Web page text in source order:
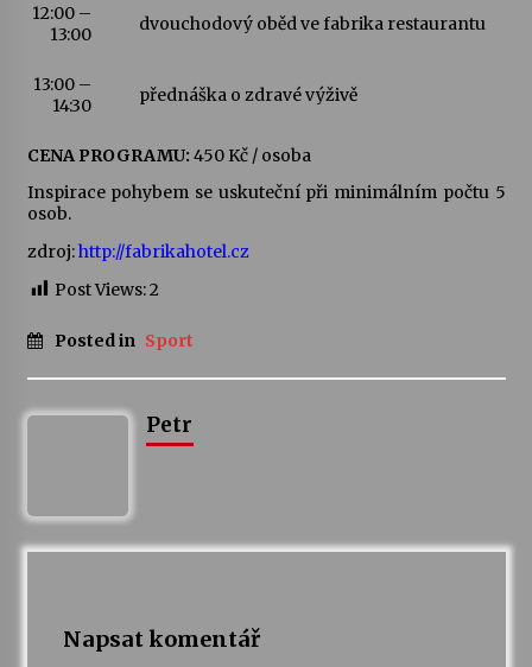
17. 7. 2026
14. 7. 2026
3. 7. 2026
12:00 –
13:00
dvouchodový oběd ve fabrika restaurantu
13:00 –
14:30
přednáška o zdravé výživě
CENA PROGRAMU: 450 Kč / osoba
Inspirace pohybem se uskuteční při minimálním počtu 5
osob.
zdroj:http://fabrikahotel.cz
Post Views:2
Posted in Sport
Petr
Napsat komentář